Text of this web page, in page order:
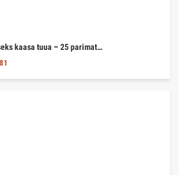
kaasa tuua – 25 parimat…